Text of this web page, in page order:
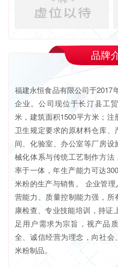
品牌
福建永恒食品有限公司于2017
企业。公司现位于长汀县工
米，建筑面积1500平方米；注
卫生规定要求的原材料仓库
间、化验室、办公室等厂房
械化体系与传统工艺制作方
率于一体，年生产能力可达
米粉的生产与销售。 企业管
营能力、质量控制能力强，
康检查、专业技能培训，持证
足用户需求为宗旨，视产品
全、诚信经营为理念，向社
米粉制品。